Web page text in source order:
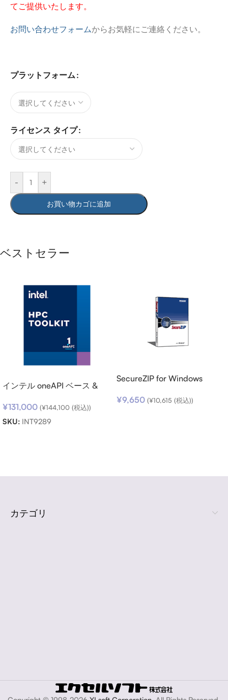
てご提供いたします。
お問い合わせフォームからお気軽にご連絡ください。
プラットフォーム
ライセンス タイプ
- +
お買い物カゴに追加
ベストセラー
インテル oneAPI ベース &
ノード) SSR (期限内更新用)
¥131,000 (¥144,100 (税込))
SKU: INT9289
SecureZIP for Windows
ンロード
¥9,650 (¥10,615 (税込))
カテゴリ